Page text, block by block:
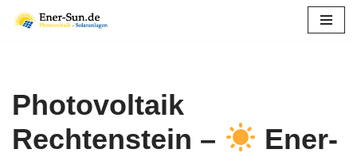
Photovoltaik
Rechtenstein –
Ener-